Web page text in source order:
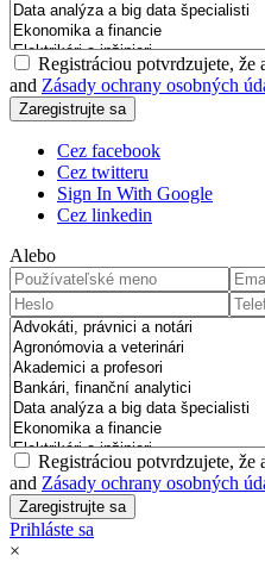
Registráciou potvrdzujete, že
and Zásady ochrany osobných
Cez facebook
Cez twitteru
Sign In With Google
Cez linkedin
Alebo
Registráciou potvrdzujete, že
and Zásady ochrany osobných
Prihláste sa
×